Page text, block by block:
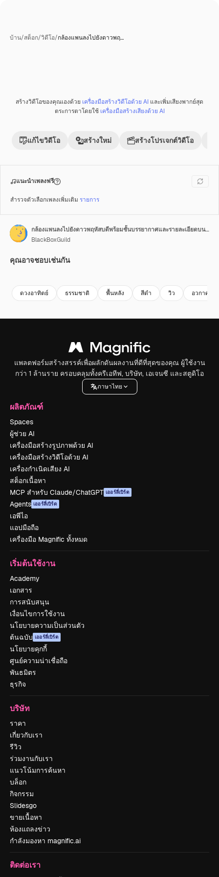
บ้าน/สต็อก/วิดีโอ/กล้องแพนลงไปยังดาวพฤ…
พรีเมี่ยม
สร้างวิดีโอของคุณเองด้วย เครื่องมือสร้างวิดีโอด้วย AI และเพิ่มเสียงพากย์สุด
ตระการตาโดยใช้ เครื่องมือสร้างเสียงด้วย AI
แก้ไขวิดีโอ สร้างใหม่ สร้างโปรเจกต์วิดีโอ
แนะนำเพลงฟรี
สำรวจตัวเลือกเพลงเพิ่มเติม รายการ
กล้องแพนลงไปยังดาวพฤหัสบดีพร้อมชั้นบรรยากาศและรายละเอียดบนพื้นผิวดาวเคราะห์พร้อมแสงแฟลร์จากดวงอาทิตย์ที่อยู่ไกลออกไป แอนิเมชันอวกาศ 3 มิติ ProRes 4K
BlackBoxGuild
คุณอาจชอบเช่นกัน
ดวงอาทิตย์ ธรรมชาติ พื้นหลัง สีดํา วิว อวกาศ
แพลตฟอร์มสร้างสรรค์เพื่อผลักดันผลงานที่ดีที่สุดของคุณ ผู้ใช้งาน
กว่า 1 ล้านราย ครอบคลุมทั้งครีเอทีฟ, บริษัท, เอเจนซี และสตูดิโอ
ภาษาไทย
ผลิตภัณฑ์
Spaces
ผู้ช่วย AI
เครื่องมือสร้างรูปภาพด้วย AI
เครื่องมือสร้างวิดีโอด้วย AI
เครื่องกำเนิดเสียง AI
สต็อกเนื้อหา
MCP สำหรับ Claude/ChatGPT เออร์ลี่เบิร์ด
Agents เออร์ลี่เบิร์ด
เอพีไอ
แอปมือถือ
เครื่องมือ Magnific ทั้งหมด
เริ่มต้นใช้งาน
Academy
เอกสาร
การสนับสนุน
เงื่อนไขการใช้งาน
นโยบายความเป็นส่วนตัว
ต้นฉบับ เออร์ลี่เบิร์ด
นโยบายคุกกี้
ศูนย์ความน่าเชื่อถือ
พันธมิตร
ธุรกิจ
บริษัท
ราคา
เกี่ยวกับเรา
รีวิว
ร่วมงานกับเรา
แนวโน้มการค้นหา
บล็อก
กิจกรรม
Slidesgo
ขายเนื้อหา
ห้องแถลงข่าว
กำลังมองหา magnific.ai
ติดต่อเรา